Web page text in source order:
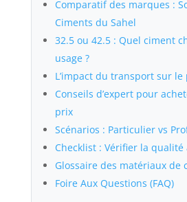
Comparatif des marques :
Ciments du Sahel
32.5 ou 42.5 : Quel ciment
usage ?
L’impact du transport sur
Conseils d’expert pour
prix
Scénarios : Particulier vs
Checklist : Vérifier la
Glossaire des matériaux de
Foire Aux Questions (FAQ)